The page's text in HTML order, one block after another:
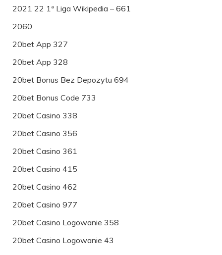
2021 22 1ª Liga Wikipedia – 661
2060
20bet App 327
20bet App 328
20bet Bonus Bez Depozytu 694
20bet Bonus Code 733
20bet Casino 338
20bet Casino 356
20bet Casino 361
20bet Casino 415
20bet Casino 462
20bet Casino 977
20bet Casino Logowanie 358
20bet Casino Logowanie 43